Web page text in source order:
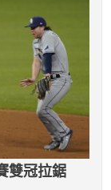
雙冠拉鋸